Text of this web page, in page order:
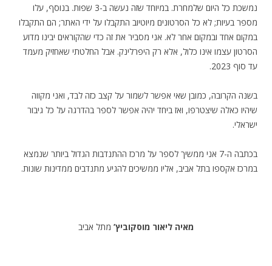
נמשכת כל היום שלמחרת. במיוחד שזה נעשה ב-3 שפות. בנוסף, עלו
מספר בעיות; לא כל הסרטונים מיוטיוב התקבלו על ידי האתר; הם התקבלו
במקום אחד ובמקום אחר לא. אני מסביר את זה כדי שהקוראים יבינו מדוע
הסרטון עצמו אינו כלול, אלא רק היפרלינק. אבל החלטתי שאחזיק מעמד
עד סוף 2023.
בשנה הקרובה, כמובן שאי אפשר לשמור על קצב כזה לבד, ואני מקווה
שיהיו כאלה שיצטרפו, ואז ביחד יהיה אפשר לספר בהדרגה על כל גיבור
ישראלי.
בכתבה ה-7 אני ממשיך לספר על מרכז ההתנדבות הגדול ביותר שנמצא
במרכז אקספו בתל אביב, אליו ממשיכים להגיע מתנדבים ממדינות שונות.
מאיה ליאור מוסקוביץ’ מתל אביב